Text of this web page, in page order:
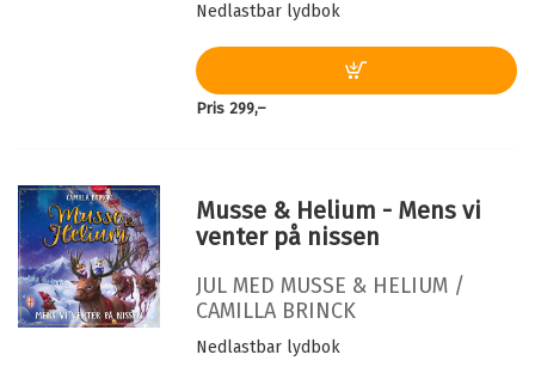
Musse & Helium. Den
hemlighetsfulla världen
Musse & Helium
Nedlastbar lydbok
Pris 299,–
Musse & Helium - Mens vi
venter på nissen
JUL MED MUSSE & HELIUM /
CAMILLA BRINCK
Nedlastbar lydbok